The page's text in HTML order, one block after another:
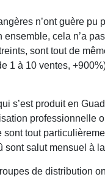
n’ont guère
ensemble, cela n’a
sont tout de
1 à 10 ventes,
s’est produit en
professionnelle
sont tout
sont salut mensuel à
de distribution